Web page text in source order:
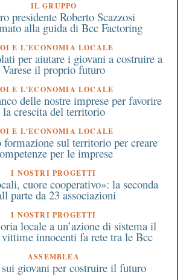
IL GRUPPO
presidente Roberto Scazzosi
alla guida di Bcc Factoring
E L'ECONOMIA LOCALE
per aiutare i giovani a costruire a
Varese il proprio futuro
E L'ECONOMIA LOCALE
delle nostre imprese per favorire
la crescita del territorio
E L'ECONOMIA LOCALE
formazione sul territorio per creare
per le imprese
I NOSTRI PROGETTI
cuore cooperativo»: la seconda
parte da 23 associazioni
I NOSTRI PROGETTI
locale a un’azione di sistema il
innocenti fa rete tra le Bcc
ASSEMBLEA
giovani per costruire il futuro